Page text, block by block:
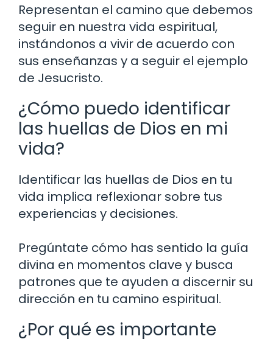
Representan el camino que debemos
seguir en nuestra vida espiritual,
instándonos a vivir de acuerdo con
sus enseñanzas y a seguir el ejemplo
de Jesucristo.
¿Cómo puedo identificar
las huellas de Dios en mi
vida?
Identificar las huellas de Dios en tu
vida implica reflexionar sobre tus
experiencias y decisiones.
Pregúntate cómo has sentido la guía
divina en momentos clave y busca
patrones que te ayuden a discernir su
dirección en tu camino espiritual.
¿Por qué es importante